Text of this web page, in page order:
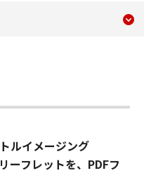
ルイメージング
ーフレットを、PDFフ